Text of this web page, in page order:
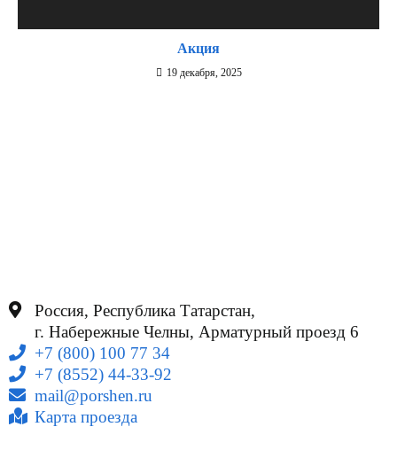
Акция
19 декабря, 2025
Россия, Республика Татарстан,
г. Набережные Челны, Арматурный проезд 6
+7 (800) 100 77 34
+7 (8552) 44-33-92
mail@porshen.ru
Карта проезда